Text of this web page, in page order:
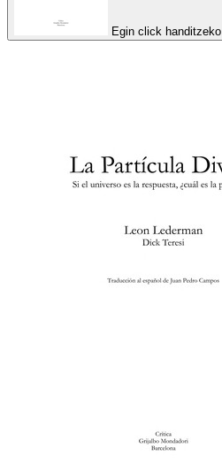
Egin click handitzeko